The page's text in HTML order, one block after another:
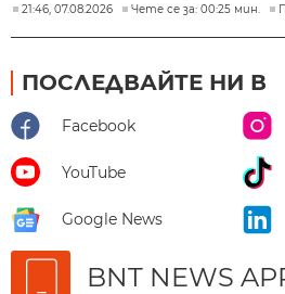
21:46, 07.08.2026 Чете се за: 00:25 мин.
ПОСЛЕДВАЙТЕ НИ В
Facebook
YouTube
Google News
BNT NEWS